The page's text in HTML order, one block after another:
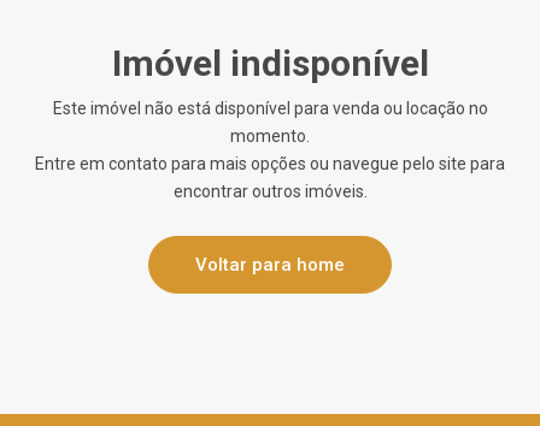
Imóvel indisponível
Este imóvel não está disponível para venda ou locação no
momento.
Entre em contato para mais opções ou navegue pelo site para
encontrar outros imóveis.
Voltar para home